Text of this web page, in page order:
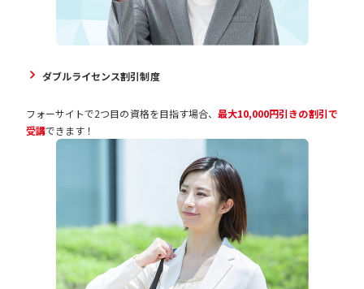
ダブルライセンス割引制度
フォーサイトで2つ目の資格を目指す場合、 最大10,000円引きの割引で
受講できます！